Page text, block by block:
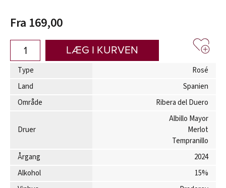
Fra 169,00
LÆG I KURVEN
Type
Rosé
Land
Spanien
Område
Ribera del Duero
Druer
Albillo Mayor
Merlot
Tempranillo
Årgang
2024
Alkohol
15%